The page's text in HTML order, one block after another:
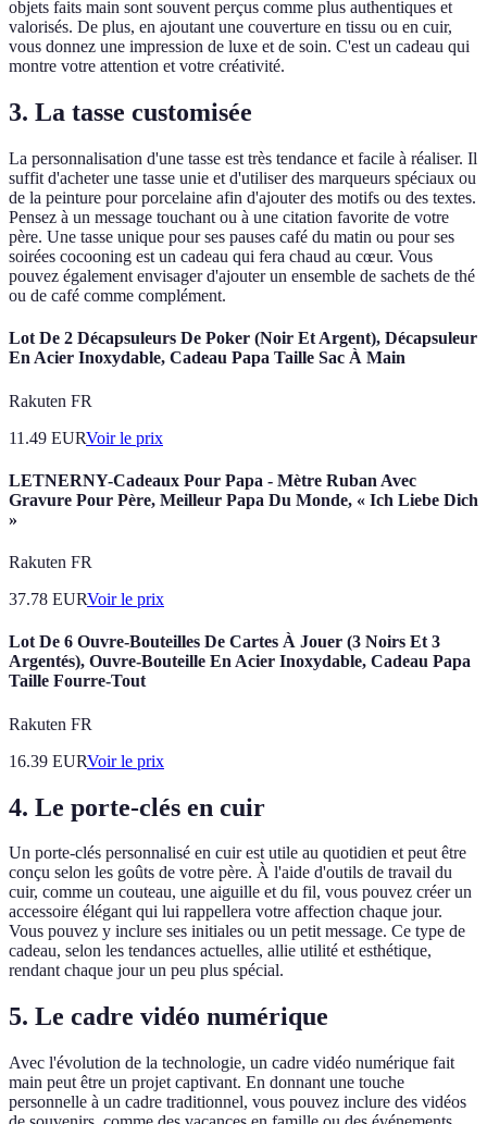
objets faits main sont souvent perçus comme plus authentiques et
valorisés. De plus, en ajoutant une couverture en tissu ou en cuir,
vous donnez une impression de luxe et de soin. C'est un cadeau qui
montre votre attention et votre créativité.
3. La tasse customisée
La personnalisation d'une tasse est très tendance et facile à réaliser. Il
suffit d'acheter une tasse unie et d'utiliser des marqueurs spéciaux ou
de la peinture pour porcelaine afin d'ajouter des motifs ou des textes.
Pensez à un message touchant ou à une citation favorite de votre
père. Une tasse unique pour ses pauses café du matin ou pour ses
soirées cocooning est un cadeau qui fera chaud au cœur. Vous
pouvez également envisager d'ajouter un ensemble de sachets de thé
ou de café comme complément.
Lot De 2 Décapsuleurs De Poker (Noir Et Argent), Décapsuleur
En Acier Inoxydable, Cadeau Papa Taille Sac À Main
Rakuten FR
11.49 EURVoir le prix
LETNERNY-Cadeaux Pour Papa - Mètre Ruban Avec
Gravure Pour Père, Meilleur Papa Du Monde, « Ich Liebe Dich
»
Rakuten FR
37.78 EURVoir le prix
Lot De 6 Ouvre-Bouteilles De Cartes À Jouer (3 Noirs Et 3
Argentés), Ouvre-Bouteille En Acier Inoxydable, Cadeau Papa
Taille Fourre-Tout
Rakuten FR
16.39 EURVoir le prix
4. Le porte-clés en cuir
Un porte-clés personnalisé en cuir est utile au quotidien et peut être
conçu selon les goûts de votre père. À l'aide d'outils de travail du
cuir, comme un couteau, une aiguille et du fil, vous pouvez créer un
accessoire élégant qui lui rappellera votre affection chaque jour.
Vous pouvez y inclure ses initiales ou un petit message. Ce type de
cadeau, selon les tendances actuelles, allie utilité et esthétique,
rendant chaque jour un peu plus spécial.
5. Le cadre vidéo numérique
Avec l'évolution de la technologie, un cadre vidéo numérique fait
main peut être un projet captivant. En donnant une touche
personnelle à un cadre traditionnel, vous pouvez inclure des vidéos